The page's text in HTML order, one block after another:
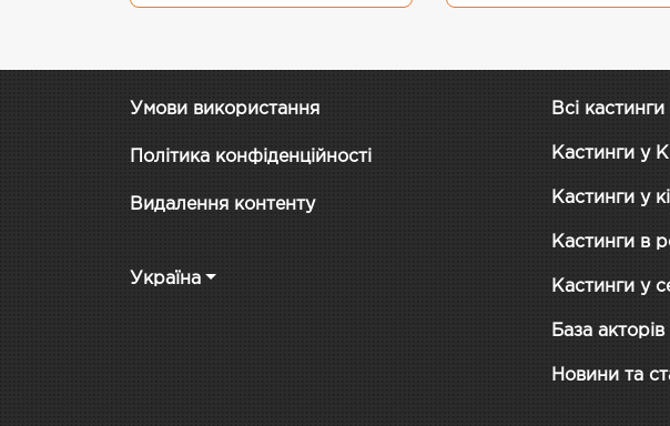
Умови використання
Політика конфіденційності
Видалення контенту
Україна
Всі кастинги
Кастинги у
Кастинги у
Кастинги в
Кастинги у
База акторів
Новини та